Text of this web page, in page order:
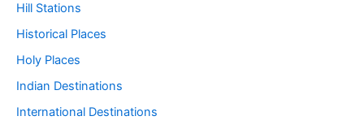
Hill Stations
Historical Places
Holy Places
Indian Destinations
International Destinations